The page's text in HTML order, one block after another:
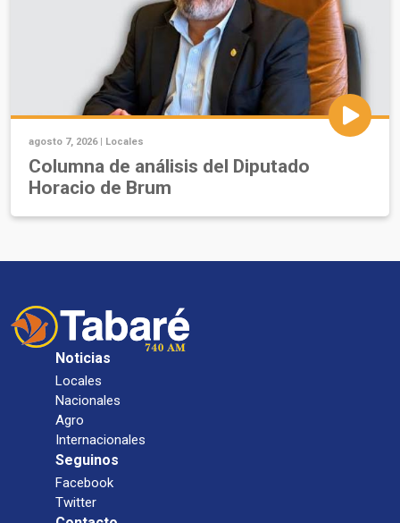
agosto 7, 2026 | Locales
Columna de análisis del Diputado
Horacio de Brum
Noticias
Locales
Nacionales
Agro
Internacionales
Seguinos
Facebook
Twitter